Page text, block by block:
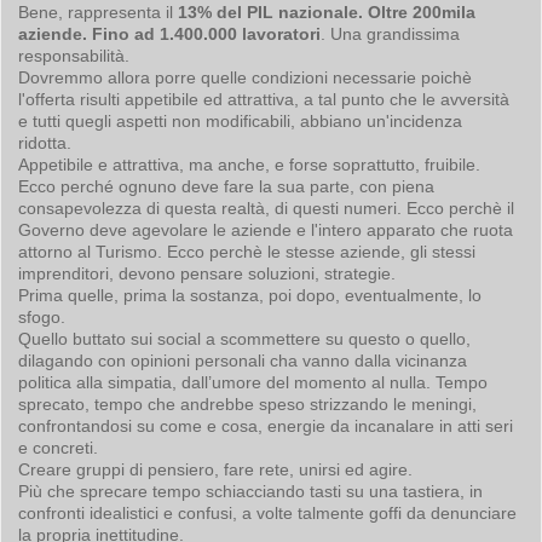
Bene, rappresenta il 13% del PIL nazionale. Oltre 200mila
aziende. Fino ad 1.400.000 lavoratori . Una grandissima
responsabilità.
Dovremmo allora porre quelle condizioni necessarie poichè
l'offerta risulti appetibile ed attrattiva, a tal punto che le avversità
e tutti quegli aspetti non modificabili, abbiano un'incidenza
ridotta.
Appetibile e attrattiva, ma anche, e forse soprattutto, fruibile.
Ecco perché ognuno deve fare la sua parte, con piena
consapevolezza di questa realtà, di questi numeri. Ecco perchè il
Governo deve agevolare le aziende e l'intero apparato che ruota
attorno al Turismo. Ecco perchè le stesse aziende, gli stessi
imprenditori, devono pensare soluzioni, strategie.
Prima quelle, prima la sostanza, poi dopo, eventualmente, lo
sfogo.
Quello buttato sui social a scommettere su questo o quello,
dilagando con opinioni personali cha vanno dalla vicinanza
politica alla simpatia, dall’umore del momento al nulla. Tempo
sprecato, tempo che andrebbe speso strizzando le meningi,
confrontandosi su come e cosa, energie da incanalare in atti seri
e concreti.
Creare gruppi di pensiero, fare rete, unirsi ed agire.
Più che sprecare tempo schiacciando tasti su una tastiera, in
confronti idealistici e confusi, a volte talmente goffi da denunciare
la propria inettitudine.